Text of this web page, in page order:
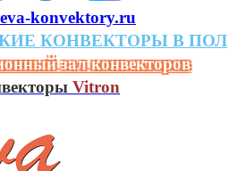
konvektory.ru
КОHВЕКТОРЫ В ПОЛ
зал конвекторов
Vitron